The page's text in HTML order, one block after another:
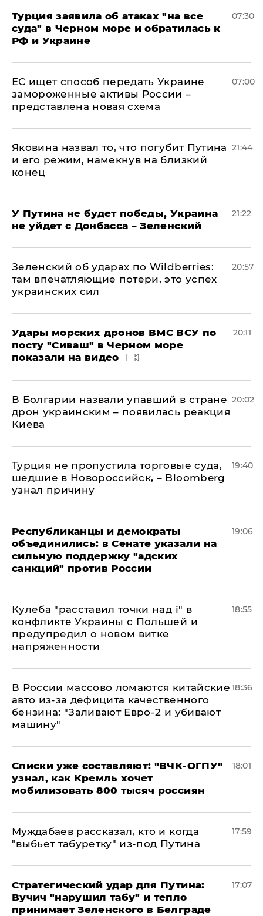
Турция заявила об атаках "на все
суда" в Черном море и обратилась к
РФ и Украине
07:30
ЕС ищет способ передать Украине
замороженные активы России –
представлена новая схема
07:00
Яковина назвал то, что погубит Путина
и его режим, намекнув на близкий
конец
21:44
У Путина не будет победы, Украина
не уйдет с Донбасса – Зеленский
21:22
Зеленский об ударах по Wildberries:
там впечатляющие потери, это успех
украинских сил
20:57
Удары морских дронов ВМС ВСУ по
посту "Сиваш" в Черном море
показали на видео
20:11
В Болгарии назвали упавший в стране
дрон украинским – появилась реакция
Киева
20:02
Турция не пропустила торговые суда,
шедшие в Новороссийск, – Bloomberg
узнал причину
19:40
Республиканцы и демократы
объединились: в Сенате указали на
сильную поддержку "адских
санкций" против России
19:06
Кулеба "расставил точки над і" в
конфликте Украины с Польшей и
предупредил о новом витке
напряженности
18:55
В России массово ломаются китайские
авто из-за дефицита качественного
бензина: "Заливают Евро-2 и убивают
машину"
18:36
Списки уже составляют: "ВЧК-ОГПУ"
узнал, как Кремль хочет
мобилизовать 800 тысяч россиян
18:01
Муждабаев рассказал, кто и когда
"выбьет табуретку" из-под Путина
17:59
Стратегический удар для Путина:
Вучич "нарушил табу" и тепло
принимает Зеленского в Белграде
17:07